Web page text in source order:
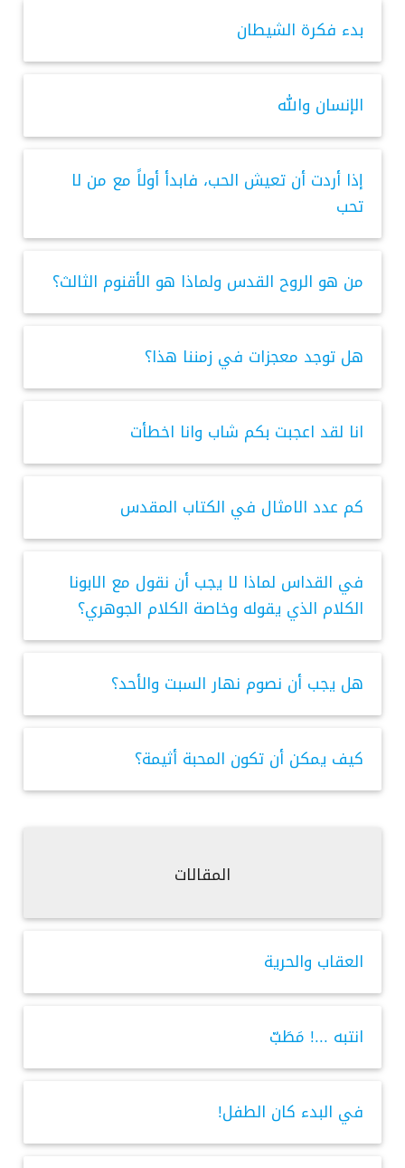
بدء فكرة الشيطان
الإنسان والله
إذا أردت أن تعيش الحب، فابدأ أولاً مع من لا
تحب
من هو الروح القدس ولماذا هو الأقنوم الثالث؟
هل توجد معجزات في زمننا هذا؟
انا لقد اعجبت بكم شاب وانا اخطأت
كم عدد الامثال في الكتاب المقدس
في القداس لماذا لا يجب أن نقول مع الابونا
الكلام الذي يقوله وخاصة الكلام الجوهري؟
هل يجب أن نصوم نهار السبت والأحد؟
كيف يمكن أن تكون المحبة أثيمة؟
المقالات
العقاب والحرية
انتبه ...! مَطَبّ
في البدء كان الطفل!